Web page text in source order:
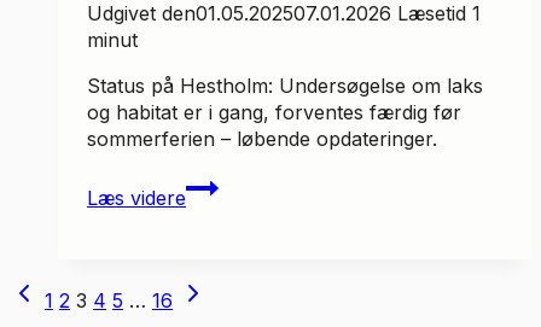
Udgivet den01.05.202507.01.2026 Læsetid 1
minut
Status på Hestholm: Undersøgelse om laks
og habitat er i gang, forventes færdig før
sommerferien – løbende opdateringer.
Læs videre
De
manglende
Hestholm
Side
Forrige
1 2 3 4 5 … 16
Næste